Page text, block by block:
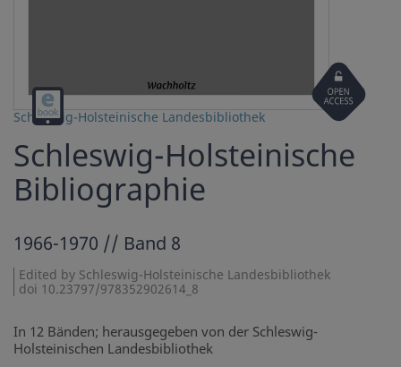
Digital
download
Open
Access
Schleswig-Holsteinische Landesbibliothek
Schleswig-Holsteinische
Bibliographie
1966-1970 // Band 8
Edited by Schleswig-Holsteinische Landesbibliothek
doi 10.23797/978352902614_8
In 12 Bänden; herausgegeben von der Schleswig-
Holsteinischen Landesbibliothek